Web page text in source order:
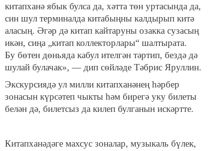
китапханә ябык булса да, хәтта төн уртасында да,
син шул терминалда китабыңны калдырып китә
аласың. Әгәр дә китап кайтаруны озакка сузасың
икән, сиңа „китап коллекторлары“ шалтырата.
Бу бөтен дөньяда кабул ителгән тәртип, бездә дә
шулай булачак», — дип сөйләде Тәбрис Яруллин.
Экскурсиядә ул милли китапханәнең һәрбер
зонасын күрсәтеп чыкты һәм бирегә уку билеты
белән дә, билетсыз да килеп булганын искәртте.
Китапханәдәге махсус зоналар, музыкаль бүлек,